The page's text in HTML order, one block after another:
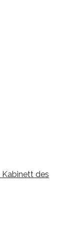
Kabinett des